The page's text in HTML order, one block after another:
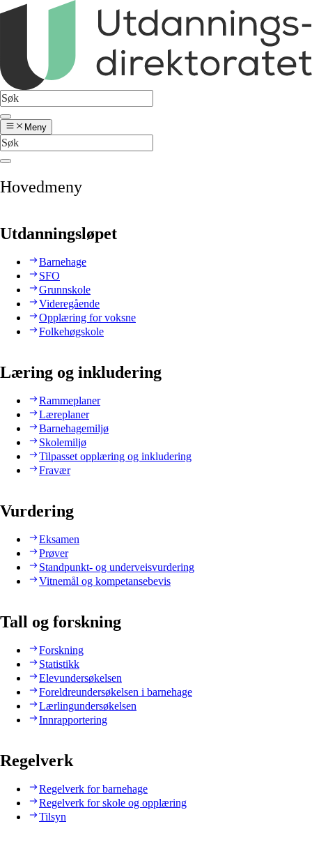
Meny
Hovedmeny
Utdanningsløpet
Barnehage
SFO
Grunnskole
Videregående
Opplæring for voksne
Folkehøgskole
Læring og inkludering
Rammeplaner
Læreplaner
Barnehagemiljø
Skolemiljø
Tilpasset opplæring og inkludering
Fravær
Vurdering
Eksamen
Prøver
Standpunkt- og underveisvurdering
Vitnemål og kompetansebevis
Tall og forskning
Forskning
Statistikk
Elevundersøkelsen
Foreldreundersøkelsen i barnehage
Lærlingundersøkelsen
Innrapportering
Regelverk
Regelverk for barnehage
Regelverk for skole og opplæring
Tilsyn